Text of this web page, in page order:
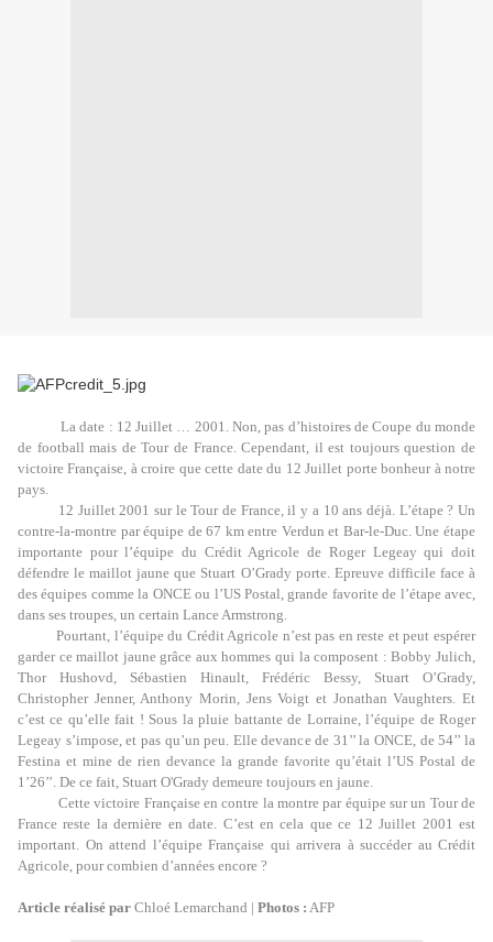
La date : 12 Juillet … 2001. Non, pas d’histoires de Coupe du monde
de football mais de Tour de France. Cependant, il est toujours question de
victoire Française, à croire que cette date du 12 Juillet porte bonheur à notre
pays.
12 Juillet 2001 sur le Tour de France, il y a 10 ans déjà. L’étape ? Un
contre-la-montre par équipe de 67 km entre Verdun et Bar-le-Duc. Une étape
importante pour l’équipe du Crédit Agricole de Roger Legeay qui doit
défendre le maillot jaune que Stuart O’Grady porte. Epreuve difficile face à
des équipes comme la ONCE ou l’US Postal, grande favorite de l’étape avec,
dans ses troupes, un certain Lance Armstrong.
Pourtant, l’équipe du Crédit Agricole n’est pas en reste et peut espérer
garder ce maillot jaune grâce aux hommes qui la composent : Bobby Julich,
Thor Hushovd, Sébastien Hinault, Frédéric Bessy, Stuart O’Grady,
Christopher Jenner, Anthony Morin, Jens Voigt et Jonathan Vaughters. Et
c’est ce qu’elle fait ! Sous la pluie battante de Lorraine, l’équipe de Roger
Legeay s’impose, et pas qu’un peu. Elle devance de 31’’ la ONCE, de 54’’ la
Festina et mine de rien devance la grande favorite qu’était l’US Postal de
1’26’’. De ce fait, Stuart O'Grady demeure toujours en jaune.
Cette victoire Française en contre la montre par équipe sur un Tour de
France reste la dernière en date. C’est en cela que ce 12 Juillet 2001 est
important. On attend l’équipe Française qui arrivera à succéder au Crédit
Agricole, pour combien d’années encore ?
Article réalisé par Chloé Lemarchand | Photos : AFP